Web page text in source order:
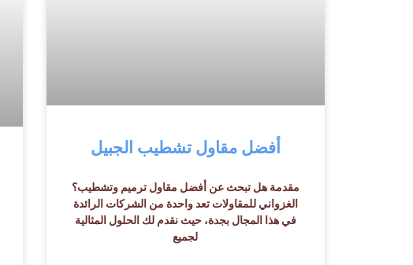
أفضل مقاول تشطيب الجبيل
مقدمة هل تبحث عن أفضل مقاول ترميم وتشطيب؟
الغزواني للمقاولات تعد واحدة من الشركات الرائدة
في هذا المجال بجدة، حيث نقدم لك الحلول المثالية
لجميع